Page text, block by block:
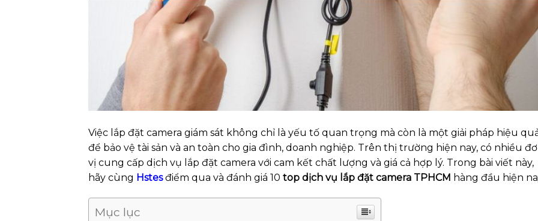
Việc lắp đặt camera giám sát không chỉ là yếu tố quan trọng mà còn là một giải pháp hiệu
để bảo vệ tài sản và an toàn cho gia đình, doanh nghiệp. Trên thị trường hiện nay, có nhiều
vị cung cấp dịch vụ lắp đặt camera với cam kết chất lượng và giá cả hợp lý. Trong bài viết này,
hãy cùng Hstesđiểm qua và đánh giá 10 top dịch vụ lắp đặt camera TPHCM hàng đầu hiện
Mục lục